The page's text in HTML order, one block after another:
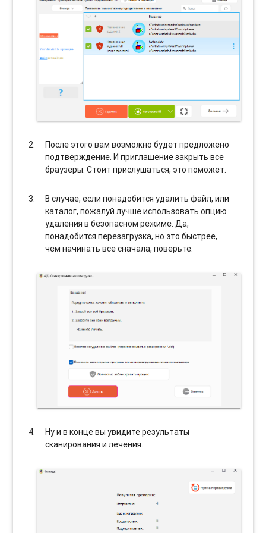
После этого вам возможно будет предложено
подтверждение. И приглашение закрыть все
браузеры. Стоит прислушаться, это поможет.
В случае, если понадобится удалить файл, или
каталог, пожалуй лучше использовать опцию
удаления в безопасном режиме. Да,
понадобится перезагрузка, но это быстрее,
чем начинать все сначала, поверьте.
Ну и в конце вы увидите результаты
сканирования и лечения.